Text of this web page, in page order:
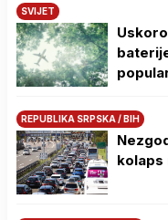
SVIJET
REPUBLIKA SRPSKA / BIH
kolaps